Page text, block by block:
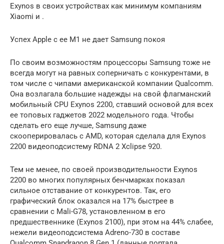
Exynos в своих устройствах как минимум компаниям
Xiaomi и .
Успех Apple с ее М1 не дает Samsung покоя
По своим возможностям процессоры Samsung тоже не
всегда могут на равных соперничать с конкурентами, в
том числе с чипами американской компании Qualcomm.
Она возлагала большие надежды на свой флагманский
мобильный CPU Exynos 2200, ставший основой для всех
ее топовых гаджетов 2022 модельного года. Чтобы
сделать его еще лучше, Samsung даже
скооперировалась с AMD, которая сделала для Exynos
2200 видеоподсистему RDNA 2 Xclipse 920.
Тем не менее, по своей производительности Exynos
2200 во многих популярных бенчмарках показал
сильное отставание от конкурентов. Так, его
графический блок оказался на 17% быстрее в
сравнении с Mali-G78, установленном в его
предшественнике (Exynos 2100), при этом на 44% слабее,
нежели видеоподсистема Adreno-730 в составе